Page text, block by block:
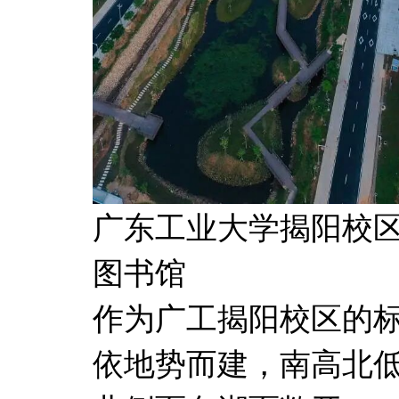
广东工业大学揭阳校
图书馆
作为广工揭阳校区的
依地势而建，南高北